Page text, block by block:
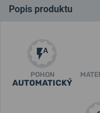
Popis produktu
POHON
AUTOMATICKÝ